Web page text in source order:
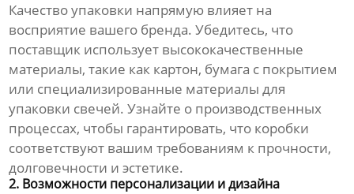
Качество упаковки напрямую влияет на
восприятие вашего бренда. Убедитесь, что
поставщик использует высококачественные
материалы, такие как картон, бумага с покрытием
или специализированные материалы для
упаковки свечей. Узнайте о производственных
процессах, чтобы гарантировать, что коробки
соответствуют вашим требованиям к прочности,
долговечности и эстетике.
2. Возможности персонализации и дизайна